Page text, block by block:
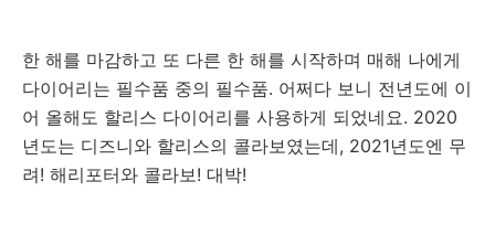
한 해를 마감하고 또 다른 한 해를 시작하며 매해 나에게
다이어리는 필수품 중의 필수품. 어쩌다 보니 전년도에 이
어 올해도 할리스 다이어리를 사용하게 되었네요. 2020
년도는 디즈니와 할리스의 콜라보였는데, 2021년도엔 무
려! 해리포터와 콜라보! 대박!